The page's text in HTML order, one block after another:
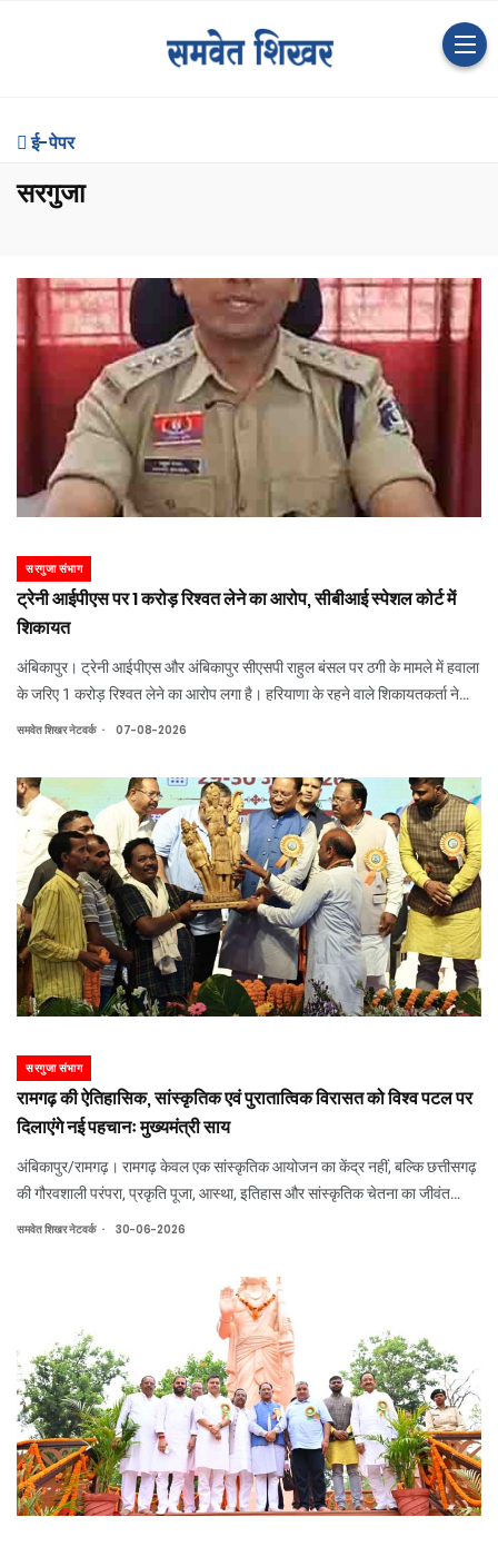
ई-पेपर
सरगुजा
सरगुजा संभाग
ट्रेनी आईपीएस पर 1 करोड़ रिश्वत लेने का आरोप, सीबीआई स्पेशल कोर्ट में
शिकायत
अंबिकापुर। ट्रेनी आईपीएस और अंबिकापुर सीएसपी राहुल बंसल पर ठगी के मामले में हवाला
के जरिए 1 करोड़ रिश्वत लेने का आरोप लगा है। हरियाणा के रहने वाले शिकायतकर्ता ने
सीबीआई कोर्ट दिल्ली में परिवाद दायर किया है। इसके अलावा कोर्ट को व्हाट्सऐप चैट और
समवेत शिखर नेटवर्क . 07-08-2026
सरगुजा संभाग
रामगढ़ की ऐतिहासिक, सांस्कृतिक एवं पुरातात्विक विरासत को विश्व पटल पर
दिलाएंगे नई पहचानः मुख्यमंत्री साय
अंबिकापुर/रामगढ़। रामगढ़ केवल एक सांस्कृतिक आयोजन का केंद्र नहीं, बल्कि छत्तीसगढ़
की गौरवशाली परंपरा, प्रकृति पूजा, आस्था, इतिहास और सांस्कृतिक चेतना का जीवंत
प्रतीक है। सरगुजा की यह पवित्र भूमि प्राकृतिक सौंदर्य के साथ-साथ भारत की समृद्ध
समवेत शिखर नेटवर्क . 30-06-2026